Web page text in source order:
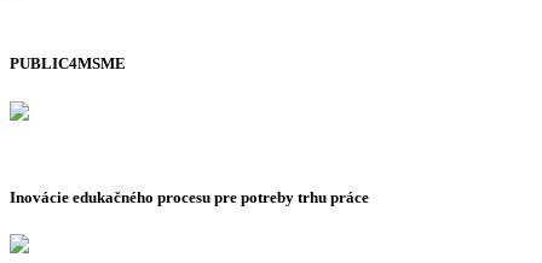
PUBLIC4MSME
Inovácie edukačného procesu pre potreby trhu práce